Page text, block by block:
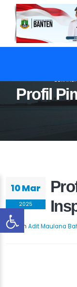
Profil
10 Mar
2025
Oleh Adit Maulana